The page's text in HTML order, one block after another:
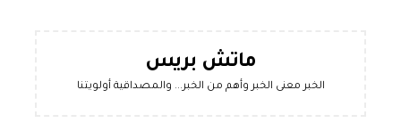
ماتش بريس
الخبر معنى الخبر وأهم من الخبر... والمصداقية أولويتنا